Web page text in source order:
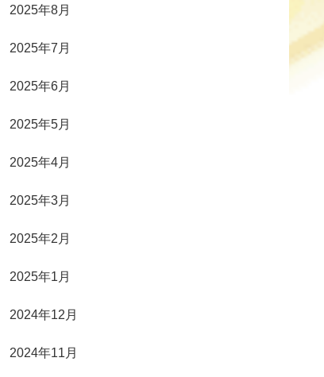
2025年8月
2025年7月
2025年6月
2025年5月
2025年4月
2025年3月
2025年2月
2025年1月
2024年12月
2024年11月